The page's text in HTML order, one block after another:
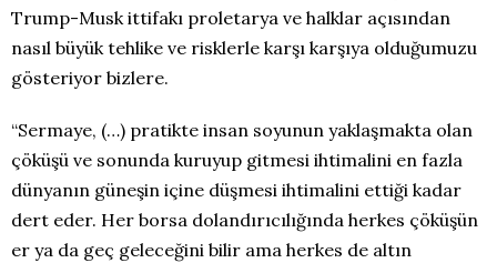
Trump-Musk ittifakı proletarya ve halklar açısından
nasıl büyük tehlike ve risklerle karşı karşıya olduğumuzu
gösteriyor bizlere.
“Sermaye, (…) pratikte insan soyunun yaklaşmakta olan
çöküşü ve sonunda kuruyup gitmesi ihtimalini en fazla
dünyanın güneşin içine düşmesi ihtimalini ettiği kadar
dert eder. Her borsa dolandırıcılığında herkes çöküşün
er ya da geç geleceğini bilir ama herkes de altın